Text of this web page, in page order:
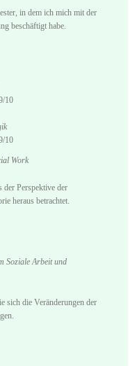
in dem ich mich mit der
beschäftigt habe.
10
10
Work
der Perspektive der
heraus betrachtet.
Soziale Arbeit und
sich die Veränderungen der